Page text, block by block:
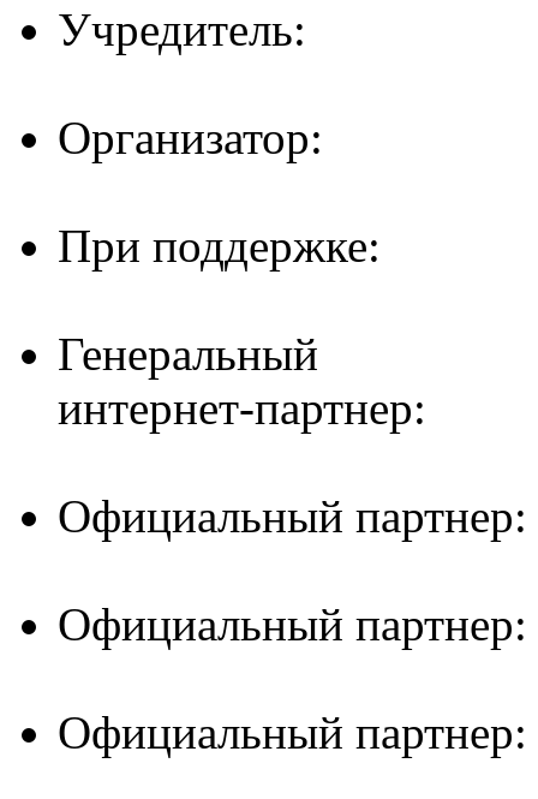
Учредитель:
Организатор:
При поддержке:
Генеральный
интернет-партнер:
Официальный партнер:
Официальный партнер:
Официальный партнер: